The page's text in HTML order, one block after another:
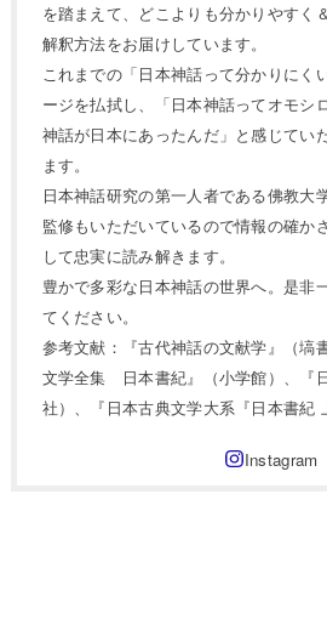
を踏まえて、どこよりも分かりやすく
解釈方法をお届けしています。
これまでの「日本神話って分かりにく
ージを払拭し、「日本神話ってオモシ
神話が日本にあったんだ」と感じてい
ます。
日本神話研究の第一人者である佛教大
監修もいただいているので情報の確か
して忠実に読み解きます。
豊かで多彩な日本神話の世界へ。是非
てください。
参考文献：『古代神話の文献学』（塙
文学全集 日本書紀』（小学館）、『
社）、『日本古典文学大系『日本書紀